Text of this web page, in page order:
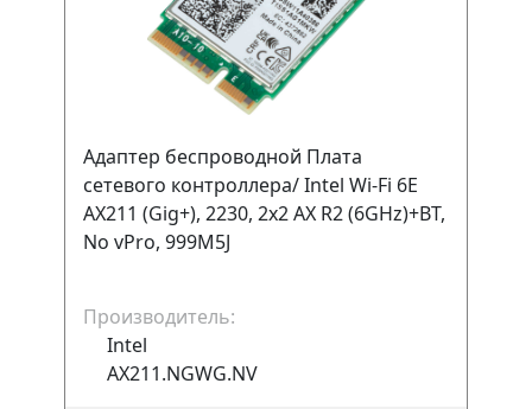
Адаптер беспроводной Плата
сетевого контроллера/ Intel Wi-Fi 6E
AX211 (Gig+), 2230, 2x2 AX R2 (6GHz)+BT,
No vPro, 999M5J
Производитель:
Intel
AX211.NGWG.NV